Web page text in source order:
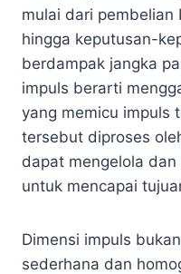
mulai dari
hingga keputusan-
berdampak jangka
impuls berarti
yang memicu impuls
tersebut diproses
dapat mengelola
untuk mencapai
Dimensi impuls
sederhana dan